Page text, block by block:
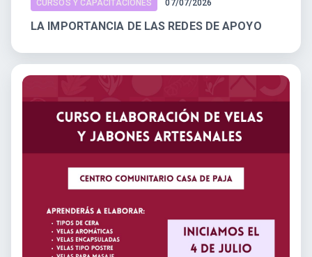
CURSOS Y CAPACITACIONES 07/07/2026
LA IMPORTANCIA DE LAS REDES DE APOYO